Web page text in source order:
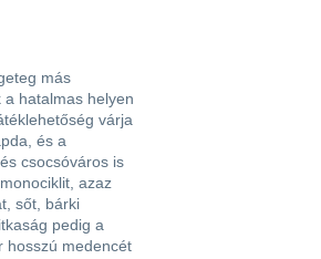
más
hatalmas helyen
várja
és a
csocsóváros is
azaz
sőt, bárki
pedig a
hosszú medencét